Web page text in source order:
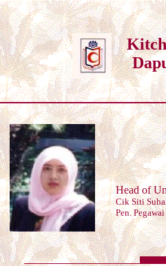
Head of
Cik Siti
Pen.